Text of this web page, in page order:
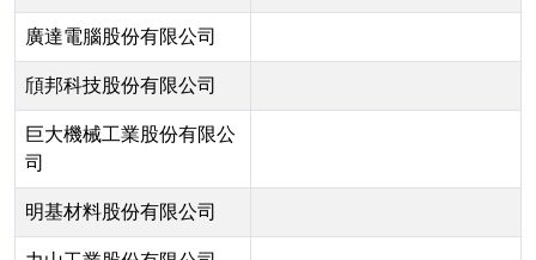
廣達電腦股份有限公司
頎邦科技股份有限公司
巨大機械工業股份有限公
司
明基材料股份有限公司